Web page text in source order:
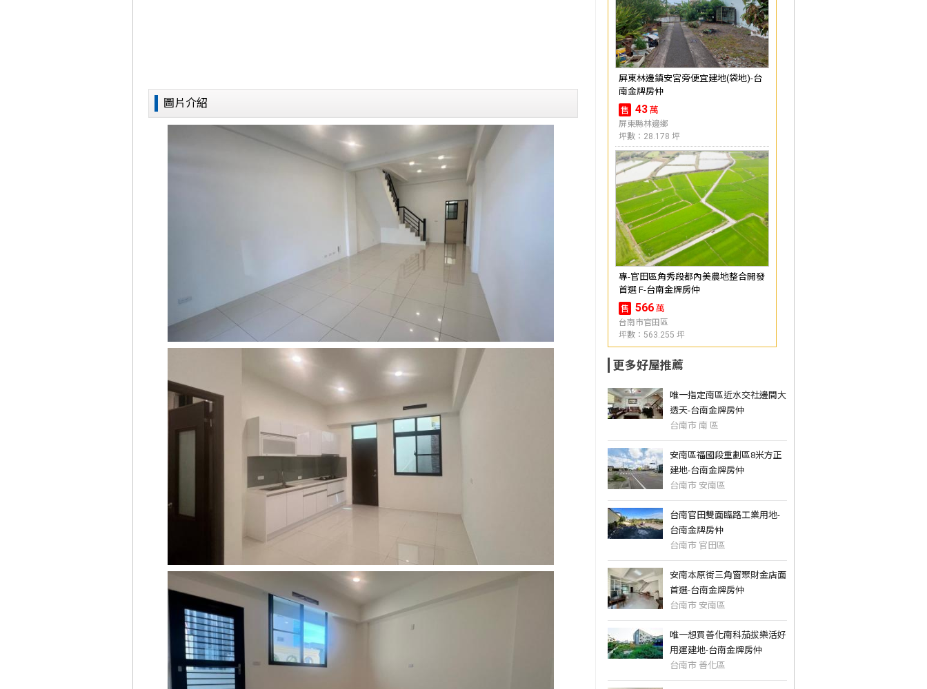
圖片介紹
屏東林邊鎮安宮旁便宜建地(袋地)-台
南金牌房仲
售 43 萬
屏東縣林邊鄉
坪數：28.178 坪
專-官田區角秀段都內美農地整合開發
首選 F-台南金牌房仲
售 566 萬
台南市官田區
坪數：563.255 坪
更多好屋推薦
唯一指定南區近水交社邊間大
透天-台南金牌房仲
台南市 南 區
安南區福國段重劃區8米方正
建地-台南金牌房仲
台南市 安南區
台南官田雙面臨路工業用地-
台南金牌房仲
台南市 官田區
安南本原街三角窗聚財金店面
首選-台南金牌房仲
台南市 安南區
唯一想買善化南科茄拔樂活好
用運建地-台南金牌房仲
台南市 善化區